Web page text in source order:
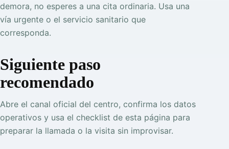
demora, no esperes a una cita ordinaria. Usa una
vía urgente o el servicio sanitario que
corresponda.
Siguiente paso
recomendado
Abre el canal oficial del centro, confirma los datos
operativos y usa el checklist de esta página para
preparar la llamada o la visita sin improvisar.